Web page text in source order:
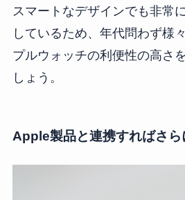
スマートなデザインでも非常
しているため、年代問わず様
プルウォッチの利便性の高さ
しょう。
Apple製品と連携すればさら